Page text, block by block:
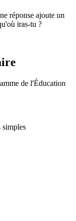
réponse ajoute un
iras-tu ?
de l'Éducation
simples